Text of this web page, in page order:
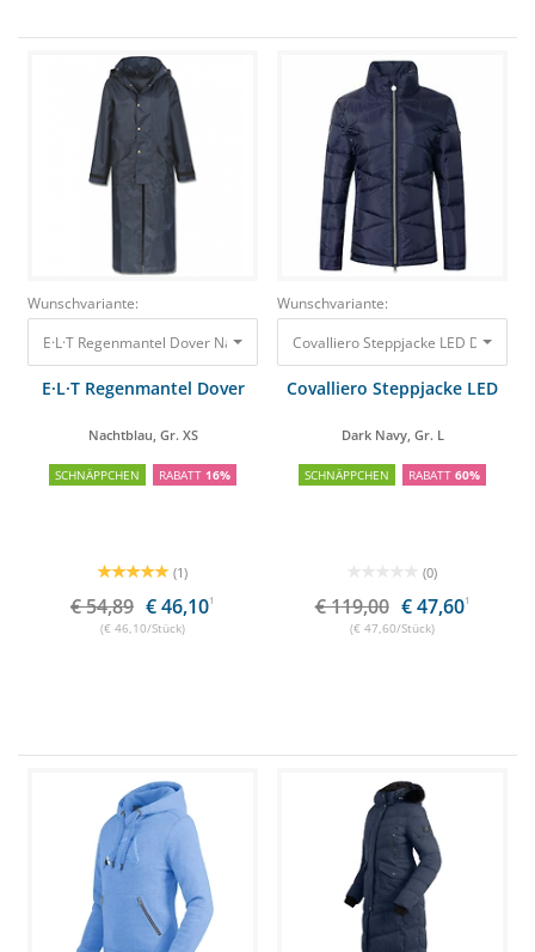
Wunschvariante:
E·L·T Regenmantel Dover Nachtblau, Gr. XS54,89 €46,10 €
E·L·T Regenmantel Dover
Nachtblau, Gr. XS
SCHNÄPPCHEN RABATT 16%
(1)
€ 54,89 € 46,101
(€ 46,10/Stück)
Wunschvariante:
Covalliero Steppjacke
Covalliero Steppjacke LED
Dark Navy, Gr. L
SCHNÄPPCHEN RABATT 60%
(0)
€ 119,00 € 47,601
(€ 47,60/Stück)